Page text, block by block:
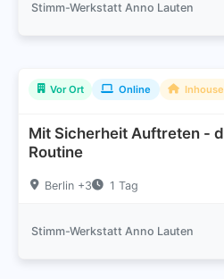
Stimm-Werkstatt Anno Lauten
Vor Ort Online Inhouse
Mit Sicherheit Auftreten - dank Feedback &
Routine
Berlin +3 1 Tag
Stimm-Werkstatt Anno Lauten